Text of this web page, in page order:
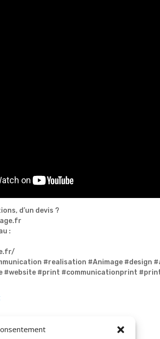
d’un devis ?
:
#realisation #Animage #design
#website #print #communicationprint